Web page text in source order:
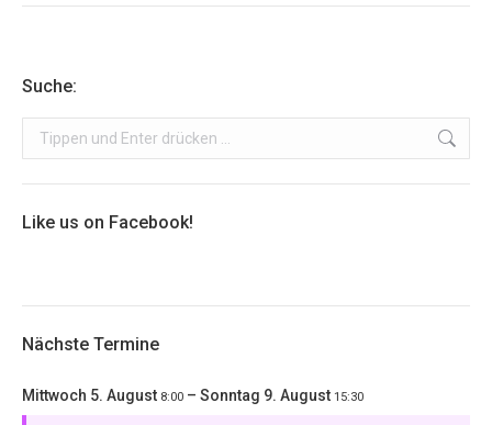
Suche:
Search:
Like us on Facebook!
Nächste Termine
Mittwoch 5. August 8:00 – Sonntag 9. August 15:30